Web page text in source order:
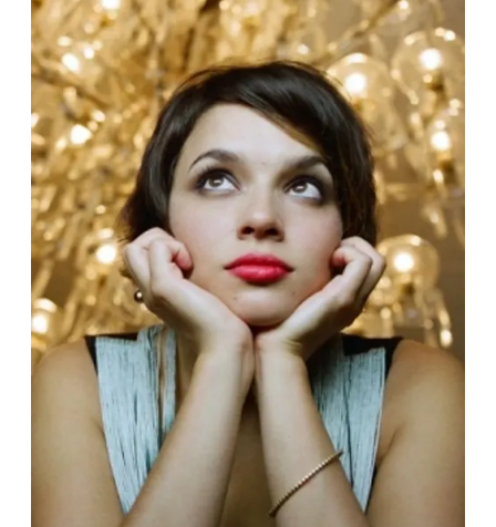
PRINCIPATO
DI
MONACO
RMC
CONSIGLIA